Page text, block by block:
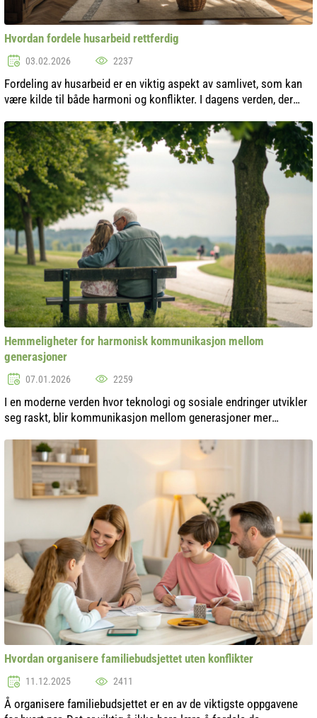
Hvordan fordele husarbeid rettferdig
03.02.2026 2237
Fordeling av husarbeid er en viktig aspekt av samlivet, som kan
være kilde til både harmoni og konflikter. I dagens verden, der
rettfer...
Hemmeligheter for harmonisk kommunikasjon mellom
generasjoner
07.01.2026 2259
I en moderne verden hvor teknologi og sosiale endringer utvikler
seg raskt, blir kommunikasjon mellom generasjoner mer
konflikter og barrierer ...
Hvordan organisere familiebudsjettet uten konflikter
11.12.2025 2411
Å organisere familiebudsjettet er en av de viktigste oppgavene